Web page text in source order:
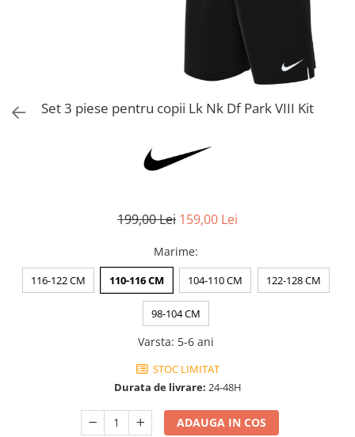
Sorturi fotbal femei
Set 3 piese pentru copii Lk Nk Df Park VIII Kit
199,00 Lei 159,00 Lei
Marime:
116-122 CM 110-116 CM 104-110 CM 122-128 CM
98-104 CM
Varsta: 5-6 ani
STOC LIMITAT
Durata de livrare: 24-48H
ADAUGA IN COS